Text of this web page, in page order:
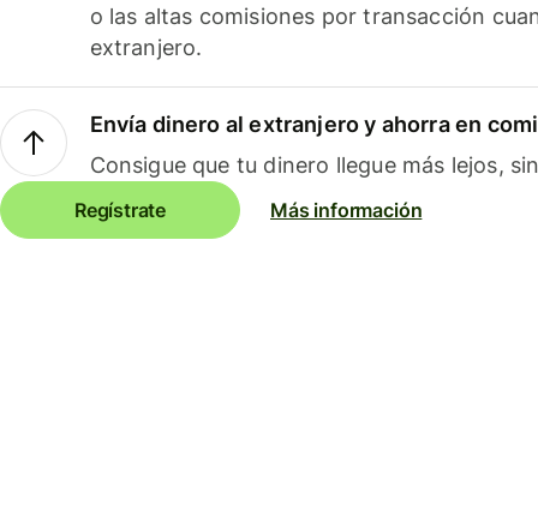
o las altas comisiones por transacción
extranjero.
Envía dinero al extranjero y ahorra en
Consigue que tu dinero llegue más lejos,
Regístrate Más información